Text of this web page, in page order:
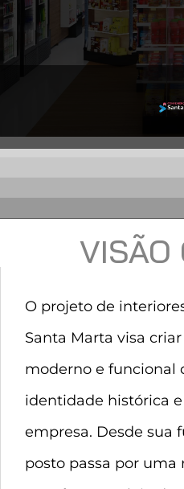
VISÃO
O projeto de
Santa Marta visa
moderno e funcional
identidade histórica
empresa. Desde sua
posto passa por uma